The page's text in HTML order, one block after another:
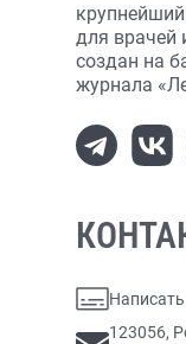
для врачей
создан на
журнала
123056,